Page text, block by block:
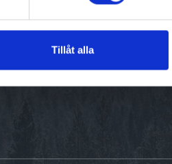
Tillåt alla
Unika boenden
Gästhamnar